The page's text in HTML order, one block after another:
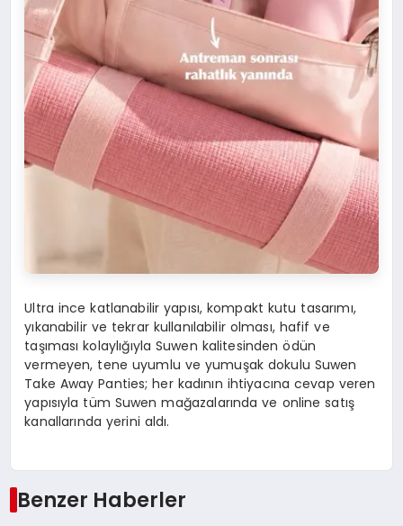
Ultra ince katlanabilir yapısı, kompakt kutu tasarımı,
yıkanabilir ve tekrar kullanılabilir olması, hafif ve
taşıması kolaylığıyla Suwen kalitesinden ödün
vermeyen, tene uyumlu ve yumuşak dokulu Suwen
Take Away Panties; her kadının ihtiyacına cevap veren
yapısıyla tüm Suwen mağazalarında ve online satış
kanallarında yerini aldı.
Benzer Haberler